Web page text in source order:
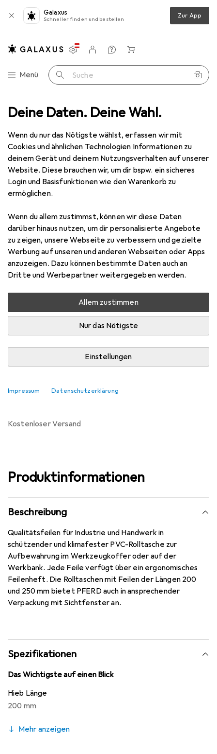
Deine Daten. Deine Wahl.
Wenn du nur das Nötigste wählst, erfassen wir mit
Cookies und ähnlichen Technologien Informationen zu
deinem Gerät und deinem Nutzungsverhalten auf unserer
Website. Diese brauchen wir, um dir bspw. ein sicheres
Login und Basisfunktionen wie den Warenkorb zu
ermöglichen.
Wenn du allem zustimmst, können wir diese Daten
darüber hinaus nutzen, um dir personalisierte Angebote
zu zeigen, unsere Webseite zu verbessern und gezielte
Werbung auf unseren und anderen Webseiten oder Apps
anzuzeigen. Dazu können bestimmte Daten auch an
Dritte und Werbepartner weitergegeben werden.
Allem zustimmen
Nur das Nötigste
Einstellungen
Impressum Datenschutzerklärung
Galaxus
Schneller finden und bestellen Zur App
Navigation nach Kategorien
Menü Suche
Einstellungen
Kundenkonto
Vergleichslisten
Merklisten
Warenkorb
Raspel + Feile Pferd Werkstattfeilen in Rolltasche 532 WRU 200
5 Bilder
PferdWerkstattfeilen in Rolltasche
532 WRU 200
200 mm
Preis in EUR inkl. MwSt.
EUR
48,28
3
Bewertungen
Nur 2 Stück an Lager beim Lieferanten
Benachrichtigen, wenn schneller verfügbar
kostenloser Versand
Produktinformationen
Beschreibung
Qualitätsfeilen für Industrie und Handwerk in
schützender und klimafester PVC-Rolltasche zur
Aufbewahrung im Werkzeugkoffer oder auf der
Werkbank. Jede Feile verfügt über ein ergonomisches
Feilenheft. Die Rolltaschen mit Feilen der Längen 200
und 250 mm bietet PFERD auch in ansprechender
Verpackung mit Sichtfenster an.
Spezifikationen
Das Wichtigste auf einen Blick
Hieb Länge
200 mm
Mehr anzeigen